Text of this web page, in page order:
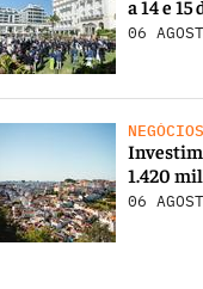
a 14 e
06
NEGÓCIOS
1.420
06